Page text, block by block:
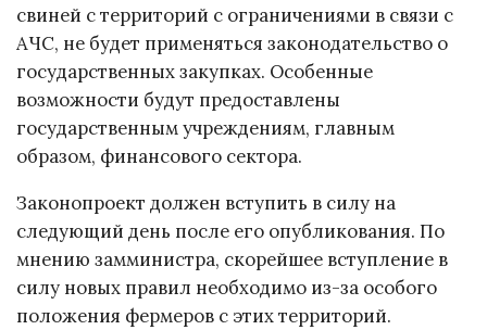
свиней с территорий с ограничениями в связи с
АЧС, не будет применяться законодательство о
государственных закупках. Особенные
возможности будут предоставлены
государственным учреждениям, главным
образом, финансового сектора.
Законопроект должен вступить в силу на
следующий день после его опубликования. По
мнению замминистра, скорейшее вступление в
силу новых правил необходимо из-за особого
положения фермеров с этих территорий.